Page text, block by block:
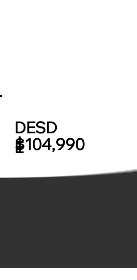
$104,990
DESD
E